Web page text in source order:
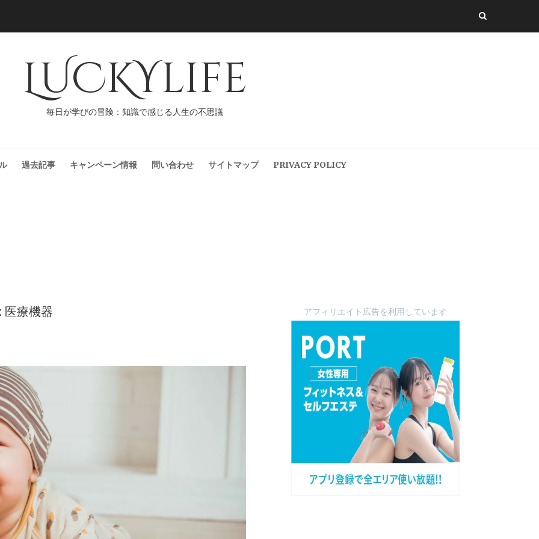
LUCKYlife
毎日が学びの冒険：知識で感じる人生の不思議
過去記事 キャンペーン情報 問い合わせ サイトマップ PRIVACY POLICY
医療機器 アフィリエイト広告を利用しています